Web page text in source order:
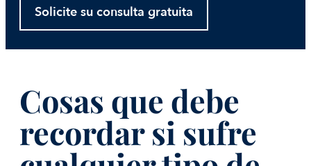
Solicite su consulta gratuita
Cosas que debe
recordar si sufre